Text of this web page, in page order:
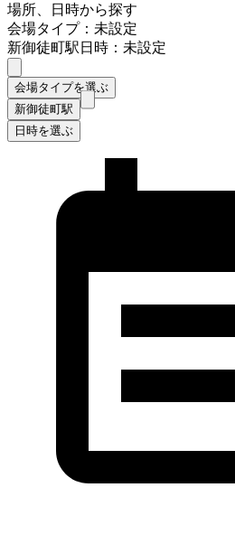
場所、日時から探す
会場タイプ：未設定
新御徒町駅日時：未設定
会場タイプを選ぶ
新御徒町駅
日時を選ぶ